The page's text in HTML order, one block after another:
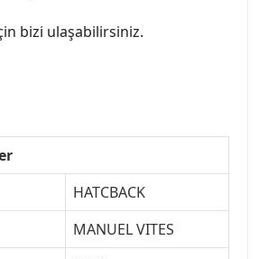
bizi ulaşabilirsiniz.
HATCBACK
MANUEL VITES